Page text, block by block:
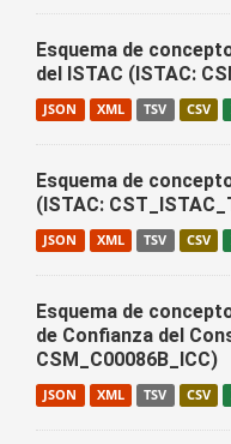
Esquema de
del ISTAC (ISTAC:
JSON XML TSV CSV
Esquema de
(ISTAC:
JSON XML TSV CSV
Esquema de
de Confianza del
CSM_C00086B_ICC)
JSON XML TSV CSV